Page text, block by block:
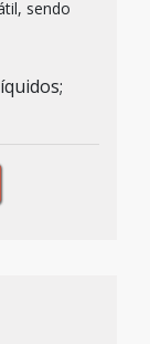
sendo